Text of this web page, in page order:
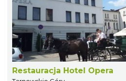
Restauracja Hotel Opera